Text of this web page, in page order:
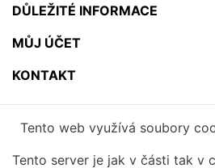
DŮLEŽITÉ INFORMACE
MŮJ ÚČET
KONTAKT
Tento web využívá soubory
Tento server je jak v části tak v